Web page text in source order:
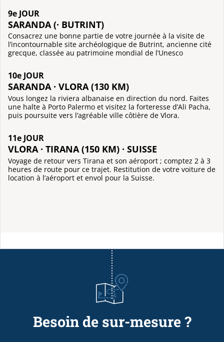
9e JOUR
SARANDA (· BUTRINT)
Consacrez une bonne partie de votre journée à la visite de
l’incontournable site archéologique de Butrint, ancienne cité
grecque, classée au patrimoine mondial de l’Unesco
10e JOUR
SARANDA · VLORA (130 KM)
Vous longez la riviera albanaise en direction du nord. Faites
une halte à Porto Palermo et visitez la forteresse d’Ali Pacha,
puis poursuite vers l’agréable ville côtière de Vlora.
11e JOUR
VLORA · TIRANA (150 KM) · SUISSE
Voyage de retour vers Tirana et son aéroport ; comptez 2 à 3
heures de route pour ce trajet. Restitution de votre voiture de
location à l’aéroport et envol pour la Suisse.
Besoin de sur-mesure ?